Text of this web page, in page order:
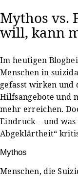
Mythos vs.
will, kann
Im heutigen
Menschen in
gefasst wirken und
Hilfsangebote und
mehr erreichen.
Eindruck – und
Abgeklärtheit“
Mythos
Menschen, die